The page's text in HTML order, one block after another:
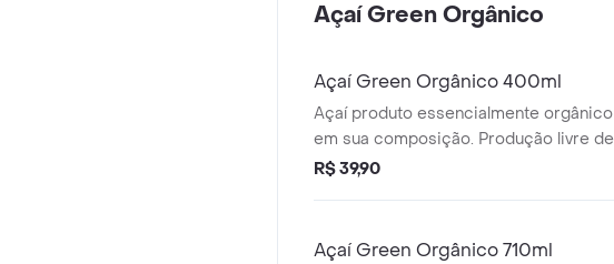
Açaí Green Orgânico
Açaí Green Orgânico 400ml
Açaí produto essencialmente orgânico
em sua composição. Produção livre de
agrotóxicos e fertilizantes.
R$ 39,90
Açaí Green Orgânico 710ml